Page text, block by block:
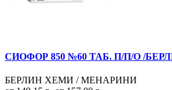
СИОФОР 850 №60 ТАБ. П/П/О /
БЕРЛИН ХЕМИ / МЕНАРИНИ